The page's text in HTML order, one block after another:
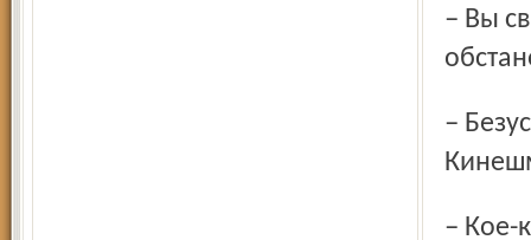
– Вы связываете все это с неблагоприятной экологической
– Безусловно. И дело не только в давних взрывах под
–